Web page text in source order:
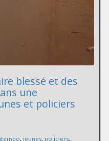
blessé et des
une
et policiers
, jeunes, policiers,